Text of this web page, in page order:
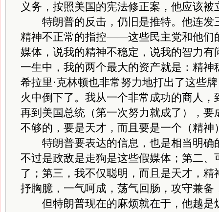
义务，按照美国的宪法修正案，他应该被
特朗普的反击，仍旧是推特。他连发
精神不正常的指控——这些民主党和他们
媒体，说我的精神不稳定，说我的智力有
一生中，我的两个最大的资产就是：精神
希拉里·克林顿也非常努力地打出了这些
火中倒下了。我从一个非常成功的商人
再到美国总统（第一次努力就成了），要
不够的，要是天才，而且要是一个（精神
特朗普要表达的信息，也是相当明确
不过是政敌是走狗是这些假媒体；第二、
了；第三，我不仅聪明，而且是天才，
抒胸臆，一气呵成，荡气回肠，攻守兼备
但特朗普现在的麻烦就在于，他越是